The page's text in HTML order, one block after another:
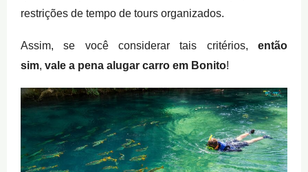
restrições de tempo de tours organizados.
Assim, se você considerar tais critérios, então
sim, vale a pena alugar carro em Bonito!